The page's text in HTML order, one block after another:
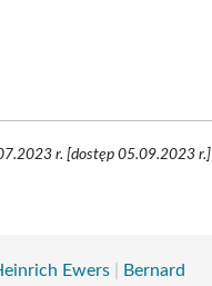
r. [dostęp 05.09.2023 r.]
Ewers
Bernard